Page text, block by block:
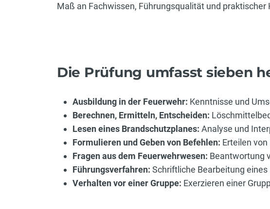
Maß an Fachwissen, Führungsqualität und praktischer
Die Prüfung umfasst sieben
Ausbildung in der Feuerwehr: Kenntnisse und
Berechnen, Ermitteln, Entscheiden:
Lesen eines Brandschutzplanes: Analyse und
Formulieren und Geben von Befehlen: Erteilen
Fragen aus dem Feuerwehrwesen: Beantwortung
Führungsverfahren: Schriftliche Bearbeitung
Verhalten vor einer Gruppe: Exerzieren einer